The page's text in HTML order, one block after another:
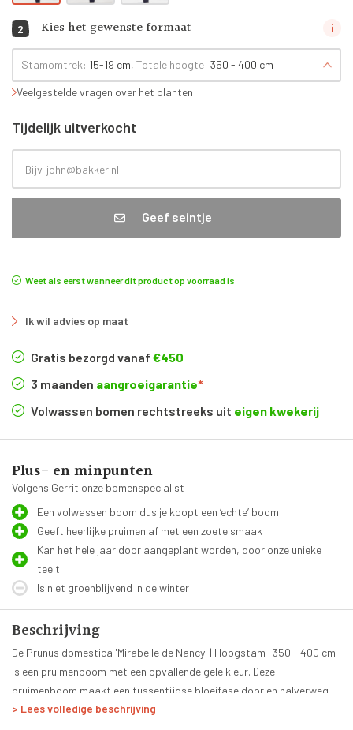
2 Kies het gewenste formaat
Stamomtrek: 15-19 cm, Totale hoogte: 350 - 400 cm
Veelgestelde vragen over het planten
Tijdelijk uitverkocht
Geef seintje
Weet als eerst wanneer dit product op voorraad is
Ik wil advies op maat
Gratis bezorgd vanaf €450
3 maanden aangroeigarantie*
Volwassen bomen rechtstreeks uit eigen kwekerij
Plus- en minpunten
Volgens Gerrit onze bomenspecialist
Een volwassen boom dus je koopt een ‘echte’ boom
Geeft heerlijke pruimen af met een zoete smaak
Kan het hele jaar door aangeplant worden, door onze unieke
teelt
Is niet groenblijvend in de winter
Beschrijving
De Prunus domestica 'Mirabelle de Nancy' | Hoogstam | 350 - 400 cm
is een pruimenboom met een opvallende gele kleur. Deze
pruimenboom maakt een tussentijdse bloeifase door en halverwege
augustus zijn de kleine gele pruimen rijp om geoogst te worden. De
Verzorging van de Prunus domestica
> Lees volledige beschrijving